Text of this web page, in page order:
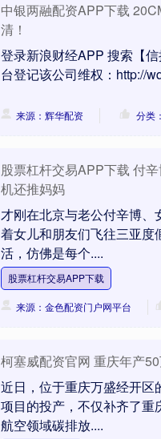
中银两融配资APP下载
清！
登录新浪财经APP 搜索【
台登记该公司维权：http://
来源：辉华配资 分类
股票杠杆交易APP下载 付
机还推妈妈
才刚在北京与老公付辛博
着女儿和朋友们飞往三亚
活，仿佛是每个....
股票杠杆交易APP下载
来源：金色配资门户网平台
柯塞威配资官网 重庆年产
近日，位于重庆万盛经开
项目的投产，不仅补齐了
航空领域碳排放....